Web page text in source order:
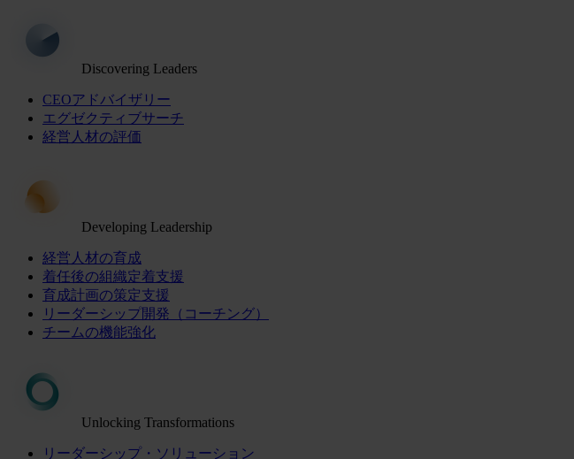
Discovering Leaders
CEOアドバイザリー
エグゼクティブサーチ
経営人材の評価
Developing Leadership
経営人材の育成
着任後の組織定着支援
育成計画の策定支援
リーダーシップ開発（コーチング）
チームの機能強化
Unlocking Transformations
リーダーシップ・ソリューション